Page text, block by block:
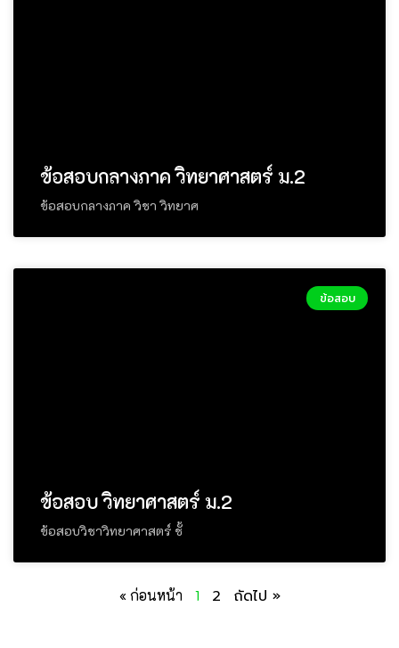
ข้อสอบกลางภาค วิทยาศาสตร์ ม.2
ข้อสอบกลางภาค วิชา วิทยาศ
ข้อสอบ
ข้อสอบ วิทยาศาสตร์ ม.2
ข้อสอบวิชาวิทยาศาสตร์ ชั้
« ก่อนหน้า 1 2 ถัดไป »